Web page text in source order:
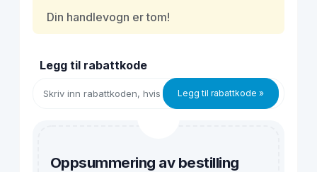
Din handlevogn er tom!
Legg til rabattkode
Legg til rabattkode »
Oppsummering av bestilling